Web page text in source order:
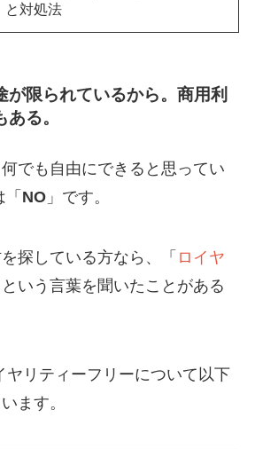
と対処法
限られているから。商用利
る。
でも自由にできると思ってい
NO」です。
探している方なら、「 ロイヤ
という言葉を聞いたことがある
ヤリティーフリーについて以下
ます。